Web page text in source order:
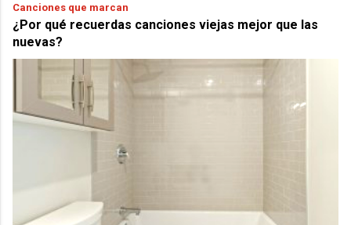
Canciones que marcan
¿Por qué recuerdas canciones viejas mejor que las
nuevas?